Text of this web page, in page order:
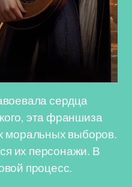
сердца
эта франшиза
моральных выборов.
их персонажи. В
процесс.